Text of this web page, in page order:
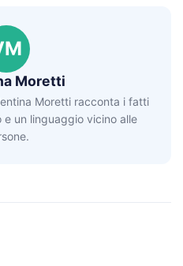
Moretti
Moretti racconta i fatti
un linguaggio vicino alle